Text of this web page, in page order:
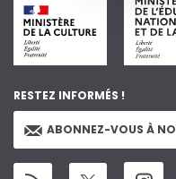
RESTEZ INFORMÉS !
ABONNEZ-VOUS À